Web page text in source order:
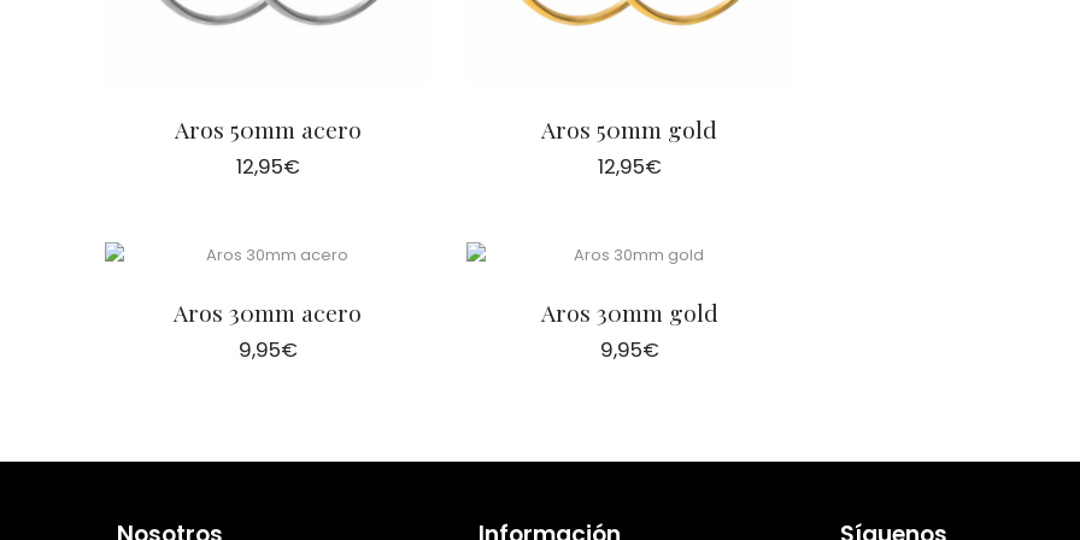
Aros 50mm acero
12,95€
Aros 50mm gold
12,95€
Aros 30mm acero
9,95€
Aros 30mm gold
9,95€